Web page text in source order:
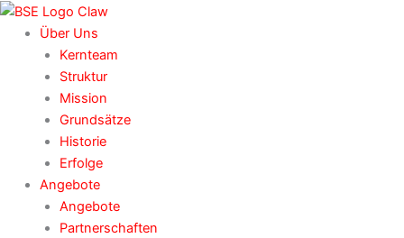
Zum
Inhalt
springen
Über Uns
Kernteam
Struktur
Mission
Grundsätze
Historie
Erfolge
Angebote
Angebote
Partnerschaften